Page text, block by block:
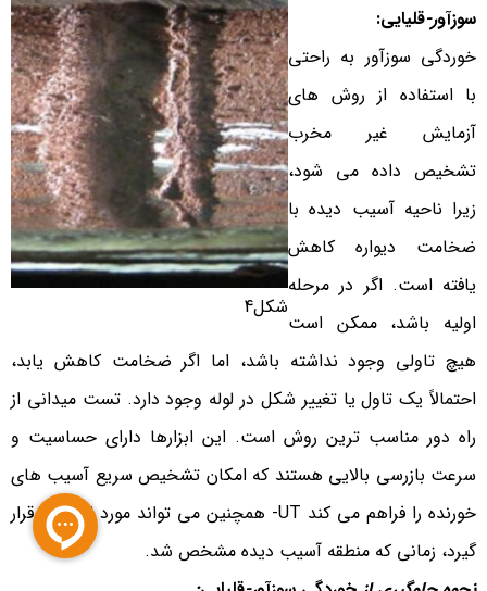
شکل4
سوزآور-قلیایی:
خوردگی سوزآور به راحتی
با استفاده از روش های
آزمایش غیر مخرب
تشخیص داده می شود،
زیرا ناحیه آسیب دیده با
ضخامت دیواره کاهش
یافته است. اگر در مرحله
اولیه باشد، ممکن است
هیچ تاولی وجود نداشته باشد، اما اگر ضخامت کاهش یابد،
احتمالاً یک تاول یا تغییر شکل در لوله وجود دارد. تست میدانی از
راه دور مناسب ترین روش است. این ابزارها دارای حساسیت و
سرعت بازرسی بالایی هستند که امکان تشخیص سریع آسیب های
خورنده را فراهم می کند UT- همچنین می تواند مورد استفاده قرار
گیرد، زمانی که منطقه آسیب دیده مشخص شد.